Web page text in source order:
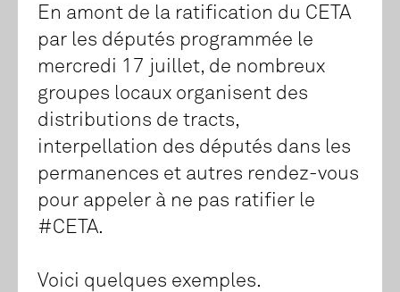
En amont de la ratification du CETA
par les députés programmée le
mercredi 17 juillet, de nombreux
groupes locaux organisent des
distributions de tracts,
interpellation des députés dans les
permanences et autres rendez-vous
pour appeler à ne pas ratifier le
#CETA.
Voici quelques exemples.